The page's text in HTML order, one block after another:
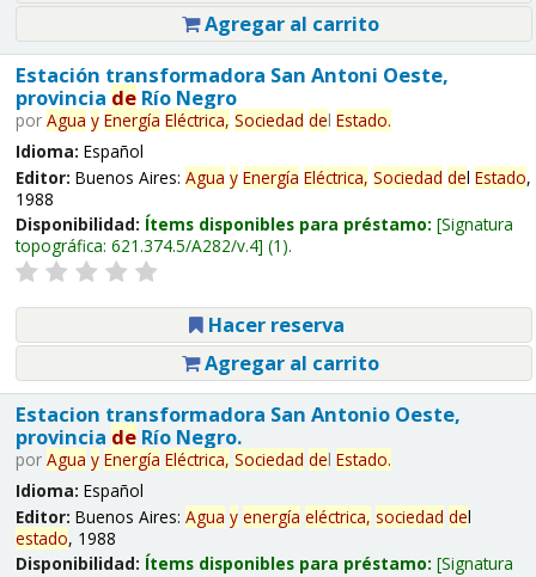
Agregar al carrito
Estación transformadora San Antoni Oeste,
provincia deRío Negro
por Agua y Energía Eléctrica, Sociedad del Estado.
Idioma: Español
Editor: Buenos Aires: Agua y Energía Eléctrica, Sociedad del Estado,
1988
Disponibilidad: Ítems disponibles para préstamo: Signatura
topográfica: 621.374.5/A282/v.4 (1).
Hacer reserva
Agregar al carrito
Estacion transformadora San Antonio Oeste,
provincia deRío Negro.
por Agua y Energía Eléctrica, Sociedad del Estado.
Idioma: Español
Editor: Buenos Aires: Agua y energía eléctrica, sociedad del
estado, 1988
Disponibilidad: Ítems disponibles para préstamo: Signatura